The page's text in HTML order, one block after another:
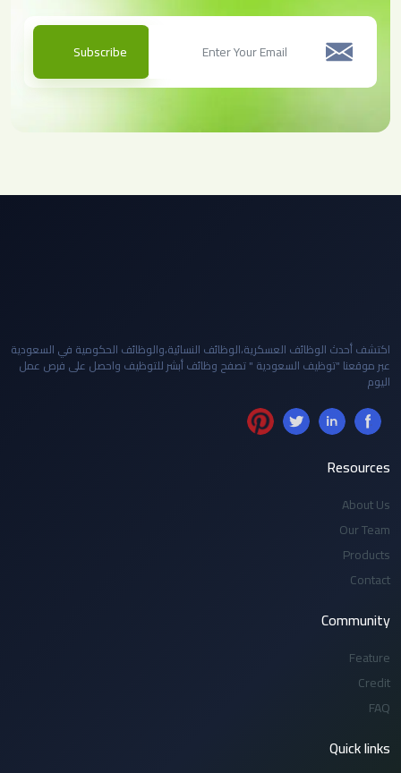
Subscribe
اكتشف أحدث الوظائف العسكرية،الوظائف النسائية،والوظائف الحكومية في السعودية
عبر موقعنا "توظيف السعودية " تصفح وظائف أبشر للتوظيف واحصل على فرص عمل
اليوم
Resources
About Us
Our Team
Products
Contact
Community
Feature
Credit
FAQ
Quick links